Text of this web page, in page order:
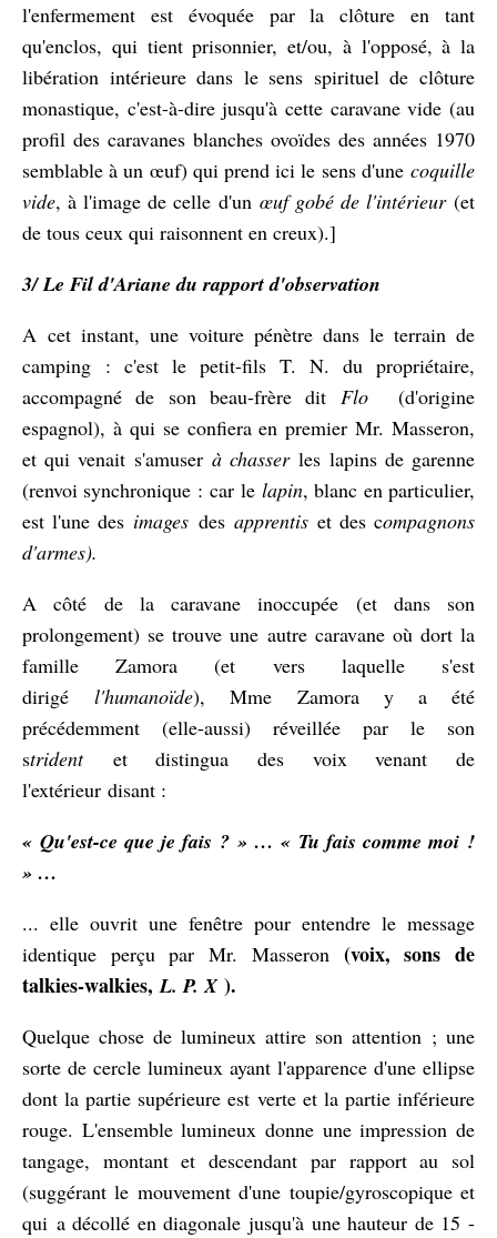
l'enfermement est évoquée par la clôture en tant
qu'enclos, qui tient prisonnier, et/ou, à l'opposé, à la
libération intérieure dans le sens spirituel de clôture
monastique, c'est-à-dire jusqu'à cette caravane vide (au
profil des caravanes blanches ovoïdes des années 1970
semblable à un œuf) qui prend ici le sens d'une coquille
vide, à l'image de celle d'un œuf gobé de l'intérieur(et
de tous ceux qui raisonnent en creux).]
3/ Le Fil d'Ariane du rapport d'observation
A cet instant, une voiture pénètre dans le terrain de
camping : c'est le petit-fils T. N. du propriétaire,
accompagné de son beau-frère ditFlo (d'origine
espagnol), à qui se confiera en premier Mr. Masseron,
et qui venait s'amuser à chasserles lapins de garenne
(renvoi synchronique : car lelapin, blanc en particulier,
est l'une des images des apprentiset des compagnons
d'armes).
A côté de la caravane inoccupée (et dans son
prolongement) se trouve une autre caravane où dort la
famille Zamora (et vers laquelle s'est
dirigél'humanoïde), Mme Zamora y a été
précédemment (elle-aussi) réveillée par le son
stridentet distingua des voix venant de
l'extérieur disant :
« Qu'est-ce que je fais ? » … « Tu fais comme moi !
» …
... elle ouvrit une fenêtre pour entendre le message
identique perçu par Mr. Masseron (voix, sons de
talkies-walkies,L. P. X).
Quelque chose de lumineux attire son attention ; une
sorte de cercle lumineux ayant l'apparence d'une ellipse
dont la partie supérieure est verte et la partie inférieure
rouge. L'ensemble lumineux donne une impression de
tangage, montant et descendant par rapport au sol
(suggérant le mouvement d'une toupie/gyroscopique et
qui a décollé en diagonale jusqu'à une hauteur de 15 -